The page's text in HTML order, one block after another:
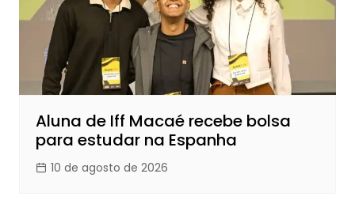
Aluna de Iff Macaé recebe bolsa
para estudar na Espanha
10 de agosto de 2026